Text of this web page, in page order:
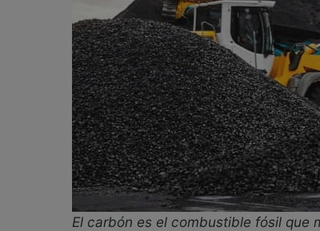
El carbón es el combustible fósil